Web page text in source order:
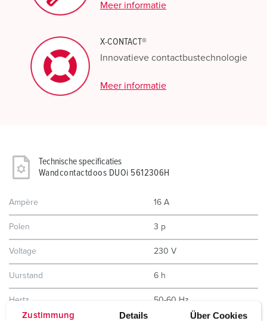
Zustimmung Details Über Cookies
Meer informatie
X-CONTACT®
Innovatieve contactbustechnologie
Meer informatie
Technische specificaties
Wandcontactdoos DUOi 5612306H
Ampère 16 A
Polen 3 p
Voltage 230 V
Uurstand 6 h
Hertz 50-60 Hz